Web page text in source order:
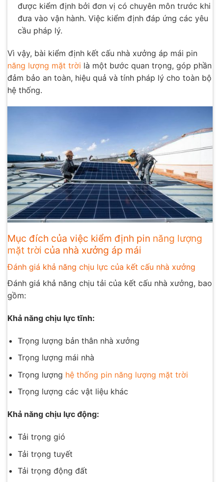
được kiểm định bởi đơn vị có chuyên môn trước khi
đưa vào vận hành. Việc kiểm định đáp ứng các yêu
cầu pháp lý.
Vì vậy, bài kiểm định kết cấu nhà xưởng áp mái pin
năng lượng mặt trời là một bước quan trọng, góp phần
đảm bảo an toàn, hiệu quả và tính pháp lý cho toàn bộ
hệ thống.
Mục đích của việc kiểm định pin năng lượng
mặt trời của nhà xưởng áp mái
Đánh giá khả năng chịu lực của kết cấu nhà xưởng
Đánh giá khả năng chịu tải của kết cấu nhà xưởng, bao
gồm:
Khả năng chịu lực tĩnh:
Trọng lượng bản thân nhà xưởng
Trọng lượng mái nhà
Trọng lượng hệ thống pin năng lượng mặt trời
Trọng lượng các vật liệu khác
Khả năng chịu lực động:
Tải trọng gió
Tải trọng tuyết
Tải trọng động đất